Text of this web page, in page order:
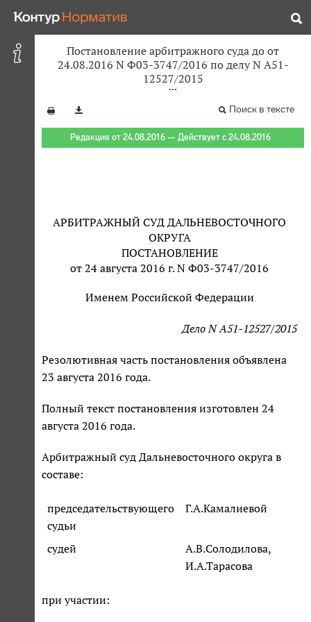
Постановление арбитражного суда до от
24.08.2016 N Ф03-3747/2016 по делу N А51-
12527/2015
Поиск в тексте
Редакция от 24.08.2016 — Действует с 24.08.2016
АРБИТРАЖНЫЙ СУД ДАЛЬНЕВОСТОЧНОГО
ОКРУГА
ПОСТАНОВЛЕНИЕ
от 24 августа 2016 г. N Ф03-3747/2016
Именем Российской Федерации
Дело N А51-12527/2015
Резолютивная часть постановления объявлена
23 августа 2016 года.
Полный текст постановления изготовлен 24
августа 2016 года.
Арбитражный суд Дальневосточного округа в
составе:
председательствующего
судьи
Г.А.Камалиевой
судей
А.В.Солодилова,
И.А.Тарасова
при участии: